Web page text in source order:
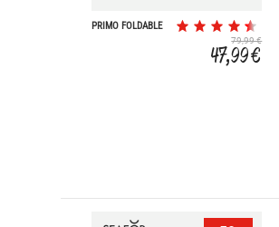
PRIMO FOLDABLE
79,99 €
47,99 €